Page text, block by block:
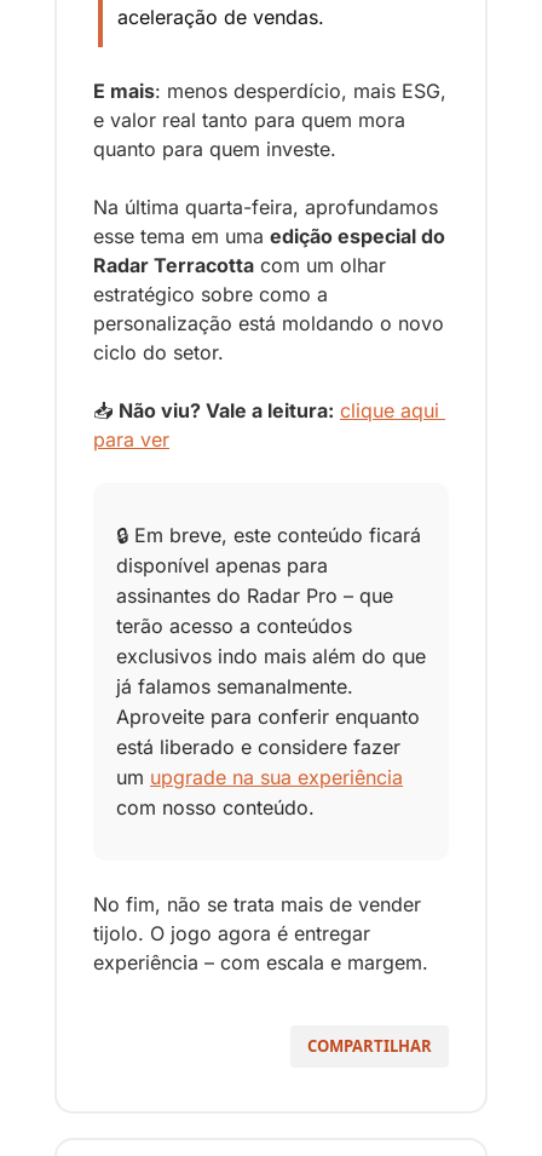
aceleração de vendas.
E mais: menos desperdício, mais ESG,
e valor real tanto para quem mora
quanto para quem investe.
Na última quarta-feira, aprofundamos
esse tema em uma edição especial do
Radar Terracotta com um olhar
estratégico sobre como a
personalização está moldando o novo
ciclo do setor.
📥 Não viu? Vale a leitura: clique aqui
para ver
🔒 Em breve, este conteúdo ficará
disponível apenas para
assinantes do Radar Pro – que
terão acesso a conteúdos
exclusivos indo mais além do que
já falamos semanalmente.
Aproveite para conferir enquanto
está liberado e considere fazer
um upgrade na sua experiência
com nosso conteúdo.
No fim, não se trata mais de vender
tijolo. O jogo agora é entregar
experiência – com escala e margem.
COMPARTILHAR